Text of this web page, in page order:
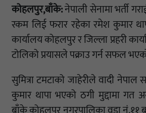
कोहलपुर,बाँके:नेपाली सेनामा भर्ती
रकम लिई फरार रहेका रमेश कुमार
कार्यालय कोहलपुर र जिल्ला प्रहरी
टोलिको प्रयासले पक्राउ गर्न सफल
सुमित्रा टमटाको जाहेरीले वादी नेपाल
कुमार थापा भएको ठगी मुद्दामा गत